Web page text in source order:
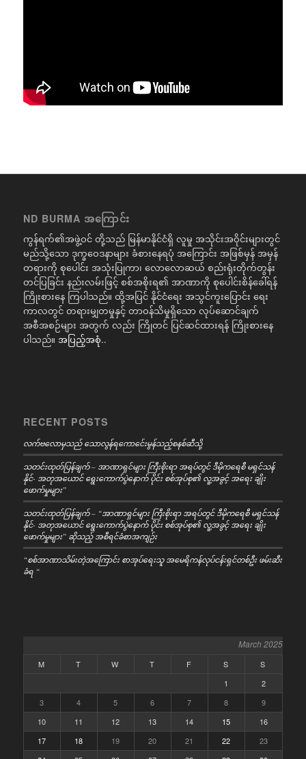
ND BURMA အကြောင်း
ကွန်ရက်၏အဖွဲ့ဝင် တို့သည် မြန်မာနိုင်ငံရှိ လူမှု အသိုင်းအဝိုင်းများတွင်
မည်သို့သော ဒုက္ခဝေဒနာများ ခံစားနေရပုံ အကြောင်း အဖြစ်မှန် အမှန်
တရားကို စုပေါင်း အသုံးပြုကာ၊ လောလောဆယ် စည်းရုံးတိုက်တွန်း
တင်ပြခြင်း နည်းလမ်းဖြင့် စစ်အစိုးရ၏ အာဏာကို စုပေါင်းစိန်ခေါ်ရန်
ကြိုးစားနေ ကြပါသည်။ ထို့အပြင် နိုင်ငံရေး အသွင်ကူးပြောင်း ရေး
ကာလတွင် တရားမျှတမှုနှင့် တာဝန်သိမှုရှိသော လုပ်ဆောင်ချက်
အစီအစဉ်များ အတွက် လည်း ကြိုတင် ပြင်ဆင်ထားရန် ကြိုးစားနေ
ပါသည်။ အပြည့်အစုံ..
RECENT POSTS
လက်ဗလောမှသည် သောလွန်ရကောင်ေးမွန်သည့်စနစ်ဆီသို့
သတင်းထုတ်ပြန်ချက် – အာဏာရှင်များ ကြီးစိုးရာ အရပ်တွင် ဒီမိုကရေစီ မရှင်သန်
နိုင်- အတုအယောင် ရွေးကောက်ပွဲနောက် ပိုင်း စစ်အုပ်စု၏ လူ့အခွင့် အရေး ချိုး
ဖောက်မှုများ”
သတင်းထုတ်ပြန်ချက် – “အာဏာရှင်များ ကြီးစိုးရာ အရပ်တွင် ဒီမိုကရေစီ မရှင်သန်
နိုင်- အတုအယောင် ရွေးကောက်ပွဲနောက် ပိုင်း စစ်အုပ်စု၏ လူ့အခွင့် အရေး ချိုး
ဖောက်မှုများ” ဆိုသည့် အစီရင်ခံစာအကျဉ်း
“စစ်အာဏာသိမ်းတဲ့အကြောင်း စာအုပ်ရေးသူ အမေရိကန်လုပ်ငန်းရှင်တစ်ဦး ဖမ်းဆီး
ခံရ “
March 2025
M T W T F S
S
1
2
3
4 5 6 7 8
9
10
11 12 13 14 15
16
17
18 19 20 21 22
23